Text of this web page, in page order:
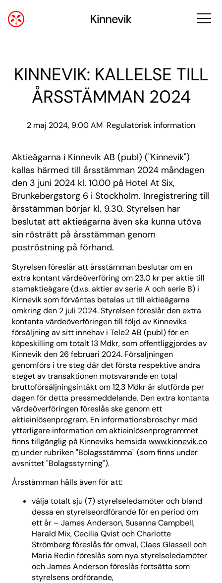
KINNEVIK: KALLELSE TILL
ÅRSSTÄMMAN 2024
2 maj 2024, 9:00 AM Regulatorisk information
Aktieägarna i Kinnevik AB (publ) ("Kinnevik")
kallas härmed till årsstämman 2024 måndagen
den 3 juni 2024 kl. 10.00 på Hotel At Six,
Brunkebergstorg 6 i Stockholm. Inregistrering till
årsstämman börjar kl. 9.30. Styrelsen har
beslutat att aktieägarna även ska kunna utöva
sin rösträtt på årsstämman genom
poströstning på förhand.
Styrelsen föreslår att årsstämman beslutar om en
extra kontant värdeöverföring om 23,0 kr per aktie till
stamaktieägare (d.v.s. aktier av serie A och serie B) i
Kinnevik som förväntas betalas ut till aktieägarna
omkring den 2 juli 2024. Styrelsen föreslår den extra
kontanta värdeöverföringen till följd av Kinneviks
försäljning av sitt innehav i Tele2 AB (publ) för en
köpeskilling om totalt 13 Mdkr, som offentliggjordes av
Kinnevik den 26 februari 2024. Försäljningen
genomförs i tre steg där det första respektive andra
steget av transaktionen motsvarande en total
bruttoförsäljningsintäkt om 12,3 Mdkr är slutförda per
dagen för detta pressmeddelande. Den extra kontanta
värdeöverföringen föreslås ske genom ett
aktieinlösenprogram. En informationsbroschyr med
ytterligare information om aktieinlösenprogrammet
finns tillgänglig på Kinneviks hemsida www.kinnevik.co
m under rubriken "Bolagsstämma" (som finns under
avsnittet "Bolagsstyrning").
Årsstämman hålls även för att:
välja totalt sju (7) styrelseledamöter och bland
dessa en styrelseordförande för en period om
ett år – James Anderson, Susanna Campbell,
Harald Mix, Cecilia Qvist och Charlotte
Strömberg föreslås för omval, Claes Glassell och
Maria Redin föreslås som nya styrelseledamöter
och James Anderson föreslås fortsätta som
styrelsens ordförande,